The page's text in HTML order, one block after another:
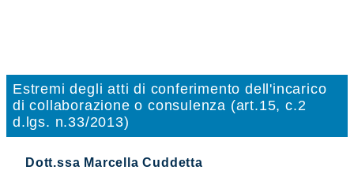
Estremi degli atti di conferimento dell'incarico
di collaborazione o consulenza (art.15, c.2
d.lgs. n.33/2013)
Dott.ssa Marcella Cuddetta